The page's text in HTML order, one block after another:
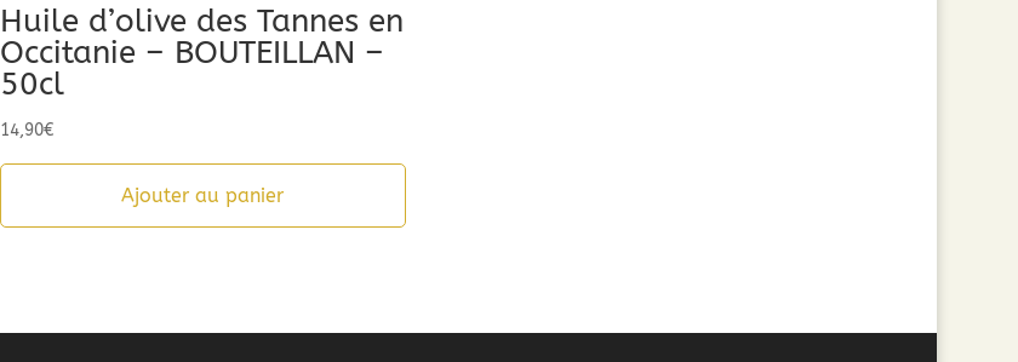
Huile d’olive des Tannes en
Occitanie – BOUTEILLAN –
50cl
14,90€
Ajouter au panier